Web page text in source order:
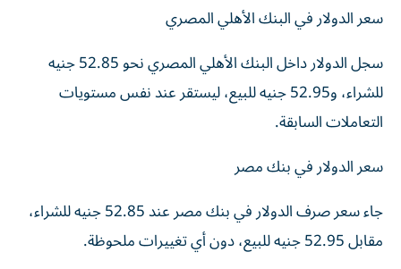
سعر الدولار في البنك الأهلي المصري
سجل الدولار داخل البنك الأهلي المصري نحو 52.85 جنيه
للشراء، و52.95 جنيه للبيع، ليستقر عند نفس مستويات
التعاملات السابقة.
سعر الدولار في بنك مصر
جاء سعر صرف الدولار في بنك مصر عند 52.85 جنيه للشراء،
مقابل 52.95 جنيه للبيع، دون أي تغييرات ملحوظة.